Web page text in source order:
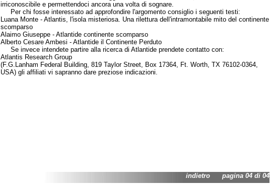
irriconoscibile e permettendoci ancora una volta di sognare.
Per chi fosse interessato ad approfondire l'argomento consiglio i seguenti testi:
Luana Monte - Atlantis, l'isola misteriosa. Una rilettura dell'intramontabile mito del continente
scomparso
Alaimo Giuseppe - Atlantide continente scomparso
Alberto Cesare Ambesi - Atlantide il Continente Perduto
Se invece intendete partire alla ricerca di Atlantide prendete contatto con:
Atlantis Research Group
(F.G.Lanham Federal Building, 819 Taylor Street, Box 17364, Ft. Worth, TX 76102-0364,
USA) gli affiliati vi sapranno dare preziose indicazioni.
indietropagina 04 di 04